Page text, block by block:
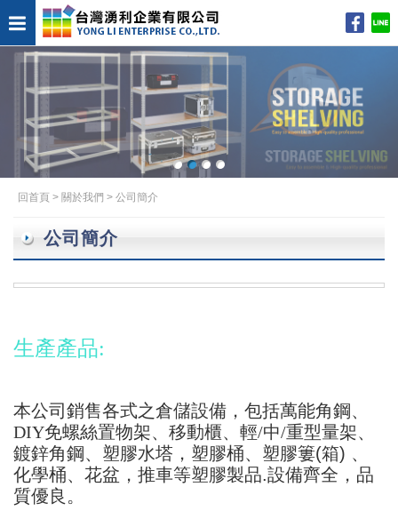
回首頁 > 關於我們 > 公司簡介
公司簡介
生產產品:
本公司銷售各式之倉儲設備，包括萬能角鋼、
DIY免螺絲置物架、移動櫃、輕/中/重型量架、
鍍鋅角鋼、 塑膠水塔 ， 塑膠桶、塑膠簍(箱) 、
化學桶、花盆，推車等塑膠製品.設備齊全，品
質優良。